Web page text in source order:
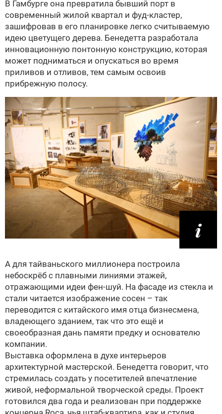
В Гамбурге она превратила бывший порт в
современный жилой квартал и фуд-кластер,
зашифровав в его планировке легко считываемую
идею цветущего дерева. Бенедетта разработала
инновационную понтонную конструкцию, которая
может подниматься и опускаться во время
приливов и отливов, тем самым освоив
прибрежную полосу.
А для тайваньского миллионера построила
небоскрёб с плавными линиями этажей,
отражающими идеи фен-шуй. На фасаде из стекла и
стали читается изображение сосен – так
переводится с китайского имя отца бизнесмена,
владеющего зданием, так что это ещё и
своеобразная дань памяти предку и основателю
компании.
Выставка оформлена в духе интерьеров
архитектурной мастерской. Бенедетта говорит, что
стремилась создать у посетителей впечатление
живой, неформальной творческой среды. Проект
готовился два года и реализован при поддержке